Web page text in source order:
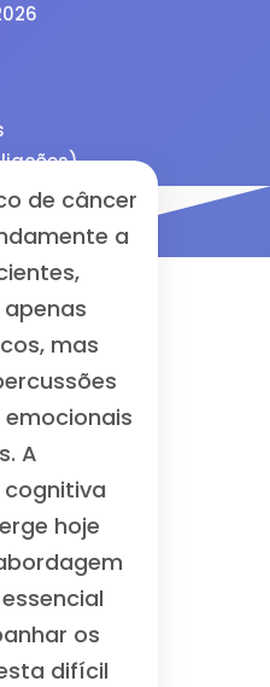
de câncer
a
mas
A
hoje
os
difícil